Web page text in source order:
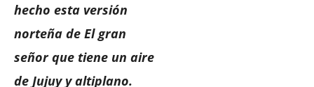
hecho esta versión
norteña de El gran
señor que tiene un aire
de Jujuy y altiplano.